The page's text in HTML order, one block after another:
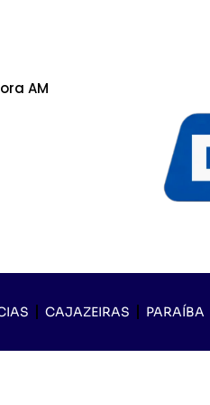
AM
CAJAZEIRAS PARAÍBA